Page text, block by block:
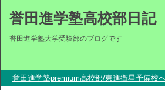
誉田進学塾高校部日記
誉田進学塾大学受験部のブログです
誉田進学塾premium高校部/東進衛星予備校